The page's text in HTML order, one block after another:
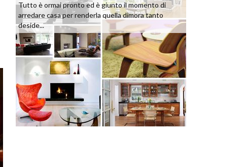
Tutto è ormai pronto ed è giunto il momento di
arredare casa per renderla quella dimora tanto
deside...